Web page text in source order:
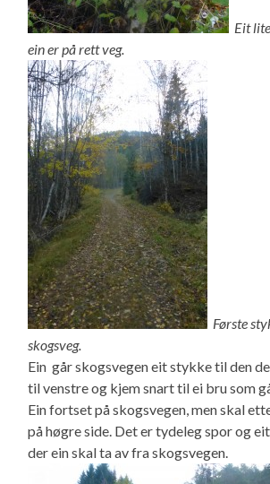
Eit
ein er på rett veg.
Første
skogsveg.
Ein går skogsvegen eit stykke til den
til venstre og kjem snart til ei bru som
Ein fortset på skogsvegen, men skal
på høgre side. Det er tydeleg spor og
der ein skal ta av fra skogsvegen.